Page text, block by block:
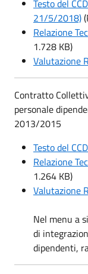
Testo del
21/5/2018)
Relazione
1.728 KB)
Valutazione
Contratto
personale
2013/2015
Testo del
Relazione
1.264 KB)
Valutazione
Nel menu a
di
dipendenti,